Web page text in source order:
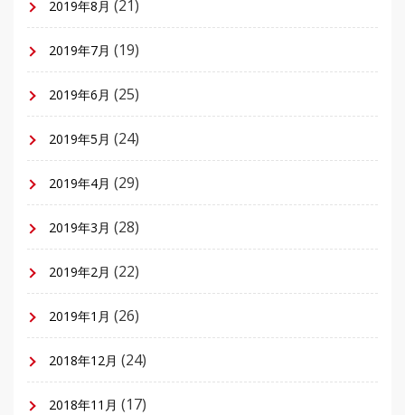
2019年8月 (21)
2019年7月 (19)
2019年6月 (25)
2019年5月 (24)
2019年4月 (29)
2019年3月 (28)
2019年2月 (22)
2019年1月 (26)
2018年12月 (24)
2018年11月 (17)